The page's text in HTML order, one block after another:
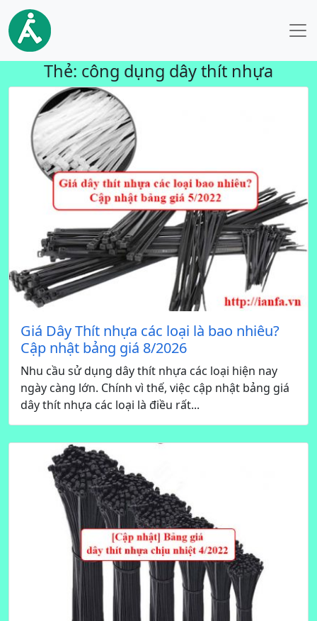
Thẻ: công dụng dây thít nhựa
Giá Dây Thít nhựa các loại là bao nhiêu?
Cập nhật bảng giá 8/2026
Nhu cầu sử dụng dây thít nhựa các loại hiện nay
ngày càng lớn. Chính vì thế, việc cập nhật bảng giá
dây thít nhựa các loại là điều rất...